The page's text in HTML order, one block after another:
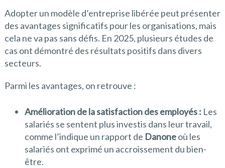
Adopter un modèle d’entreprise libérée peut présenter
des avantages significatifs pour les organisations, mais
cela ne va pas sans défis. En 2025, plusieurs études de
cas ont démontré des résultats positifs dans divers
secteurs.
Parmi les avantages, on retrouve :
Amélioration de la satisfaction des employés : Les
salariés se sentent plus investis dans leur travail,
comme l’indique un rapport de Danoneoù les
salariés ont exprimé un accroissement du bien-
être.